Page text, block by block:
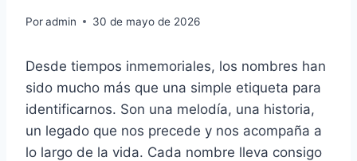
Poradmin 30 de mayo de 2026
Desde tiempos inmemoriales, los nombres han
sido mucho más que una simple etiqueta para
identificarnos. Son una melodía, una historia,
un legado que nos precede y nos acompaña a
lo largo de la vida. Cada nombre lleva consigo